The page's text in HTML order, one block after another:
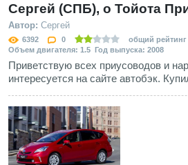
Сергей (СПБ), о Тойота
Автор: Сергей
6392 0
общий рейтинг
Объем двигателя: 1.5 Год выпуска: 2008
Приветствую всех приусоводов и
интересуется на сайте автобэк.